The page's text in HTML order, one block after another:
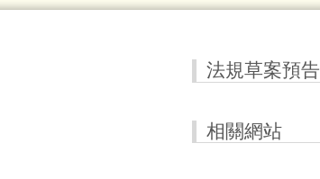
法規草案預告
相關網站